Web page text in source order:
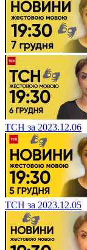
ТСН за 2023.12.06
ТСН за 2023.12.05